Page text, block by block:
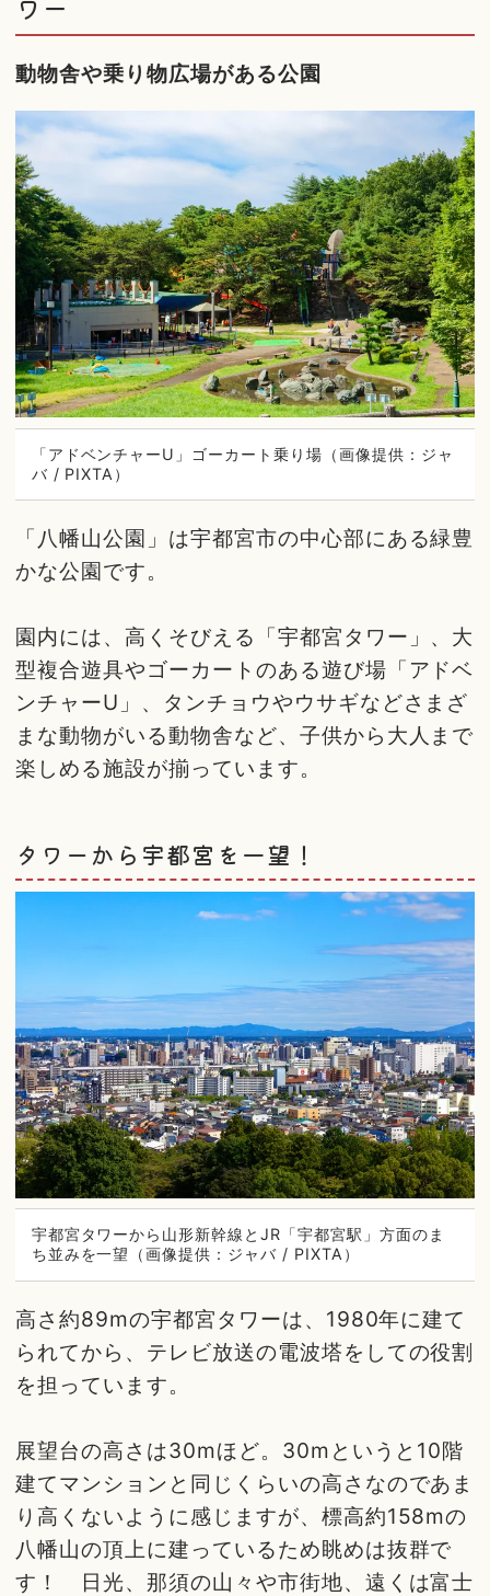
動物舎や乗り物広場がある公園
「アドベンチャーU」ゴーカート乗り場（画像提供：ジャ
バ / PIXTA）
「八幡山公園」は宇都宮市の中心部にある緑豊
かな公園です。
園内には、高くそびえる「宇都宮タワー」、大
型複合遊具やゴーカートのある遊び場「アドベ
ンチャーU」、タンチョウやウサギなどさまざ
まな動物がいる動物舎など、子供から大人まで
楽しめる施設が揃っています。
タワーから宇都宮を一望！
宇都宮タワーから山形新幹線とJR「宇都宮駅」方面のま
ち並みを一望（画像提供：ジャバ / PIXTA）
高さ約89mの宇都宮タワーは、1980年に建て
られてから、テレビ放送の電波塔をしての役割
を担っています。
展望台の高さは30mほど。30mというと10階
建てマンションと同じくらいの高さなのであま
り高くないように感じますが、標高約158mの
八幡山の頂上に建っているため眺めは抜群で
す！ 日光、那須の山々や市街地、遠くは富士